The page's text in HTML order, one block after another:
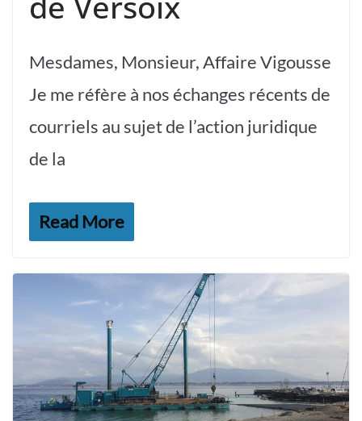
Mesdames, Monsieur, Affaire Vigousse
Je me réfère à nos échanges récents de
courriels au sujet de l’action juridique
de la
Read More